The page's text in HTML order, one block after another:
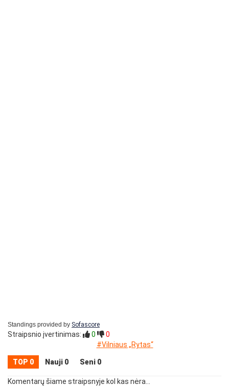
Standings provided by Sofascore
Straipsnio įvertinimas: 0
0
#Vilniaus „Rytas“
TOP 0 Nauji 0 Seni 0
Komentarų šiame straipsnyje kol kas nėra...